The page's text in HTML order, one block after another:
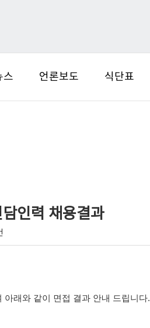
스 언론보도 식단표
인력 채용결과
래와 같이 면접 결과 안내 드립니다.